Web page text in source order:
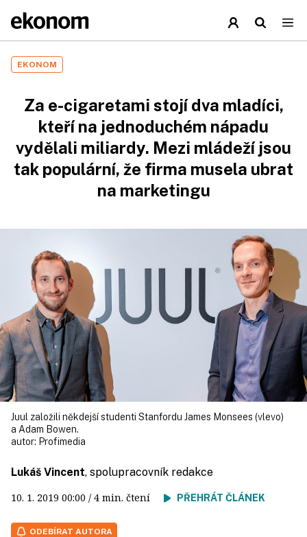
EKONOM
Za e-cigaretami stojí dva mladíci,
kteří na jednoduchém nápadu
vydělali miliardy. Mezi mládeží jsou
tak populární, že firma musela ubrat
na marketingu
Juul založili někdejší studenti Stanfordu James Monsees (vlevo)
a Adam Bowen.
autor: Profimedia
Lukáš Vincent, spolupracovník redakce
10. 1. 2019 00:00 / 4 min. čtení PŘEHRÁT ČLÁNEK
ODEBÍRAT AUTORA